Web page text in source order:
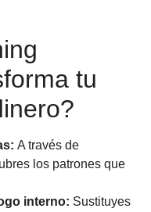
tu
A través de
los patrones que
interno: Sustituyes